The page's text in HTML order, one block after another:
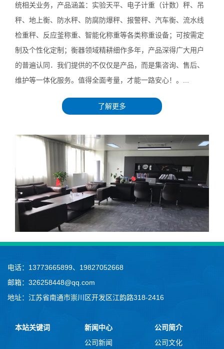
统相关业务，产品涵盖：实验天平、电子计重（计数）秤、吊
秤、地上衡、防水秤、防腐防爆秤、报警秤、汽车衡、流水线
检重秤、反应釜称重、智能化称重等各类称重设备；可按需定
制及个性化定制；衡器领域精耕细作多年，产品深得广大用户
的普遍认同．我们提供的不仅仅是产品，而是集咨询、售后、
维护等一体化服务。值得全面考量，才能一路安心！。...
了解更多
电话：13773665899、19827052668
邮箱：326258448@qq.com
地址：江苏省南通市崇川区开发区江韵路318-2416
本站关键词
新闻中心
公司新闻
公司简介
公司文化